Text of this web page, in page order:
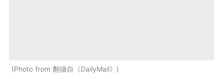
Photo from 翻攝自《DailyMail》